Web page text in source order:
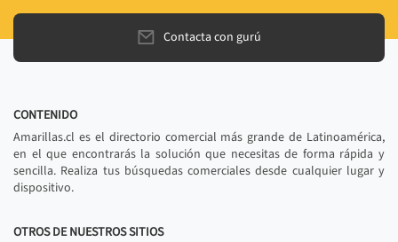
Contacta con gurú
CONTENIDO
Amarillas.cl es el directorio comercial más grande de Latinoamérica,
en el que encontrarás la solución que necesitas de forma rápida y
sencilla. Realiza tus búsquedas comerciales desde cualquier lugar y
dispositivo.
OTROS DE NUESTROS SITIOS